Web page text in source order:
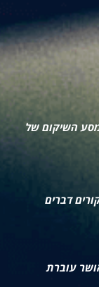
השיקום של
דברים
עוברת